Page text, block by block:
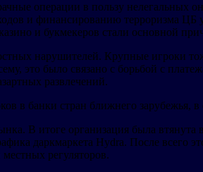
операции в пользу нелегальных
и финансированию терроризма ЦБ
и букмекеров стали основной
нарушителей. Крупные игроки
это было связано с борьбой с
развлечений.
в банки стран ближнего зарубежья,
В итоге организация была
даркмаркета Hydra. После всего
регуляторов.